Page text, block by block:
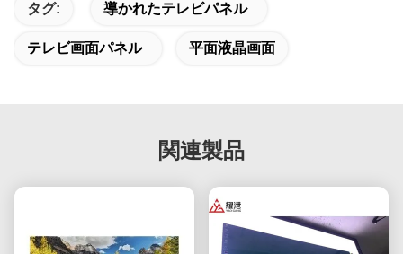
タグ: 導かれたテレビパネル
テレビ画面パネル 平面液晶画面
関連製品